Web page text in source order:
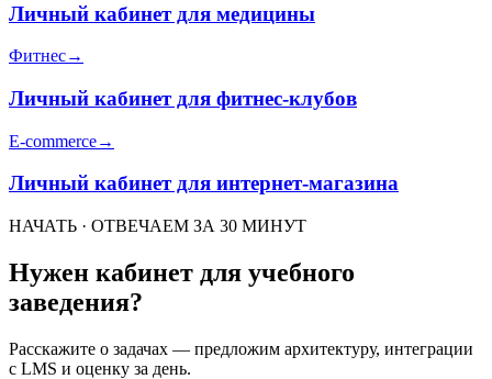
Личный кабинет для медицины
Фитнес→
Личный кабинет для фитнес-клубов
E-commerce→
Личный кабинет для интернет-магазина
НАЧАТЬ · ОТВЕЧАЕМ ЗА 30 МИНУТ
Нужен кабинет для учебного
заведения?
Расскажите о задачах — предложим архитектуру, интеграции
с LMS и оценку за день.